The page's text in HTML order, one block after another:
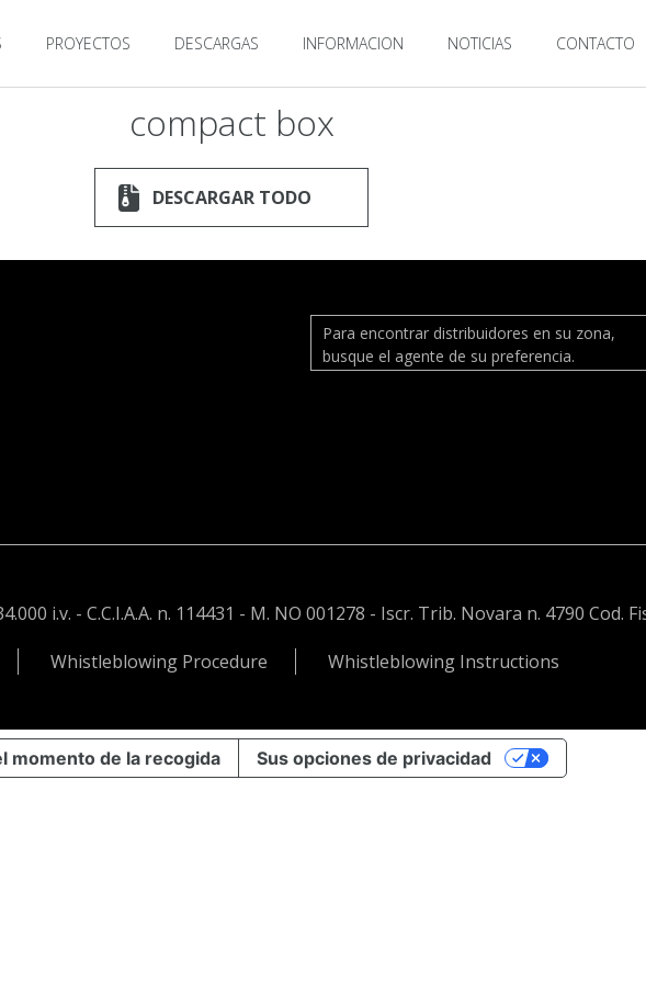
PROYECTOS DESCARGAS INFORMACION NOTICIAS CONTACTO
compact box
DESCARGAR TODO
Para encontrar distribuidores en su zona,
busque el agente de su preferencia.
i.v. - C.C.I.A.A. n. 114431 - M. NO 001278 - Iscr. Trib. Novara n. 4790 Cod.
Whistleblowing Procedure Whistleblowing Instructions
momento de la recogida Sus opciones de privacidad